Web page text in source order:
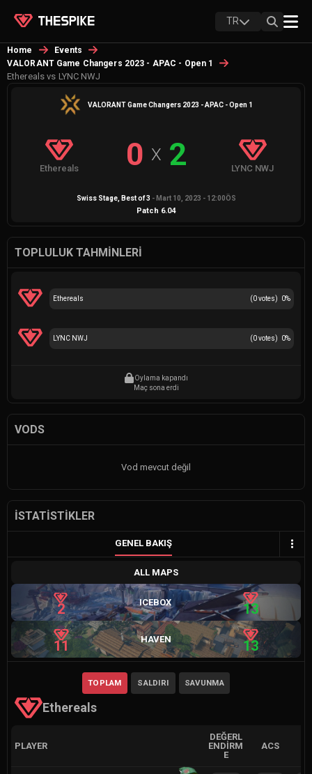
TR
Home
Events
VALORANT Game Changers 2023 - APAC - Open 1
Ethereals vs LYNC NWJ
VALORANT Game Changers 2023 - APAC - Open 1
Ethereals 0 X 2 LYNC NWJ
Swiss Stage, Best of3 - Mart 10, 2023 - 12:00ÖS
Patch 6.04
TOPLULUK TAHMINLERI
(0votes) 0%
Ethereals
(0votes) 0%
LYNC NWJ
Oylama kapandı
Maç sona erdi
VODS
Vod mevcut değil
İSTATISTIKLER
GENEL BAKIŞ
ALL MAPS
2 ICEBOX 13
11 HAVEN 13
Ethereals
TOPLAM SALDIRI SAVUNMA
PLAYER
DEĞERL
ENDIRM
E
ACS